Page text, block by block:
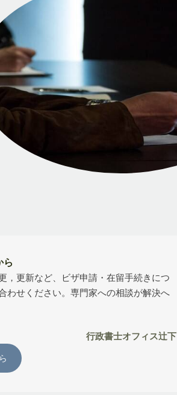
ら
，更新など、ビザ申請・在留手続きにつ
わせください。専門家への相談が解決へ
行政書士オフィス辻下